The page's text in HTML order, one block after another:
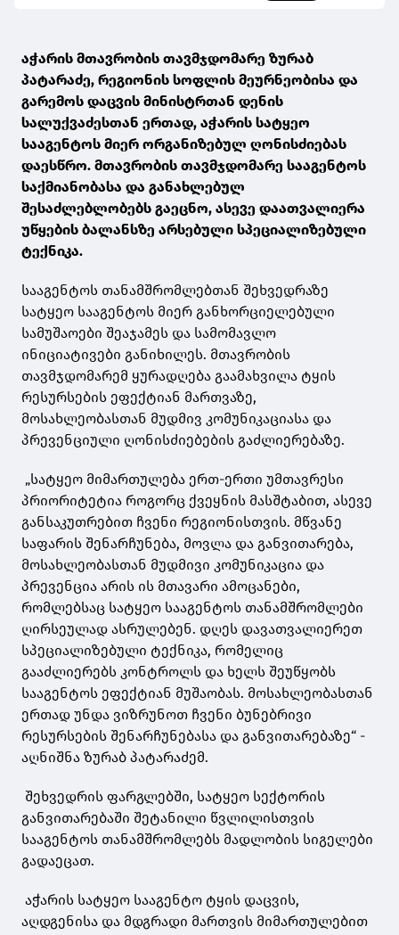
აჭარის მთავრობის თავმჯდომარე ზურაბ
პატარაძე, რეგიონის სოფლის მეურნეობისა და
გარემოს დაცვის მინისტრთან დენის
სალუქვაძესთან ერთად, აჭარის სატყეო
სააგენტოს მიერ ორგანიზებულ ღონისძიებას
დაესწრო. მთავრობის თავმჯდომარე სააგენტოს
საქმიანობასა და განახლებულ
შესაძლებლობებს გაეცნო, ასევე დაათვალიერა
უწყების ბალანსზე არსებული სპეციალიზებული
ტექნიკა.
სააგენტოს თანამშრომლებთან შეხვედრაზე
სატყეო სააგენტოს მიერ განხორციელებული
სამუშაოები შეაჯამეს და სამომავლო
ინიციატივები განიხილეს. მთავრობის
თავმჯდომარემ ყურადღება გაამახვილა ტყის
რესურსების ეფექტიან მართვაზე,
მოსახლეობასთან მუდმივ კომუნიკაციასა და
პრევენციული ღონისძიებების გაძლიერებაზე.
„სატყეო მიმართულება ერთ-ერთი უმთავრესი
პრიორიტეტია როგორც ქვეყნის მასშტაბით, ასევე
განსაკუთრებით ჩვენი რეგიონისთვის. მწვანე
საფარის შენარჩუნება, მოვლა და განვითარება,
მოსახლეობასთან მუდმივი კომუნიკაცია და
პრევენცია არის ის მთავარი ამოცანები,
რომლებსაც სატყეო სააგენტოს თანამშრომლები
ღირსეულად ასრულებენ. დღეს დავათვალიერეთ
სპეციალიზებული ტექნიკა, რომელიც
გააძლიერებს კონტროლს და ხელს შეუწყობს
სააგენტოს ეფექტიან მუშაობას. მოსახლეობასთან
ერთად უნდა ვიზრუნოთ ჩვენი ბუნებრივი
რესურსების შენარჩუნებასა და განვითარებაზე“ -
აღნიშნა ზურაბ პატარაძემ.
შეხვედრის ფარგლებში, სატყეო სექტორის
განვითარებაში შეტანილი წვლილისთვის
სააგენტოს თანამშრომლებს მადლობის სიგელები
გადაეცათ.
აჭარის სატყეო სააგენტო ტყის დაცვის,
აღდგენისა და მდგრადი მართვის მიმართულებით